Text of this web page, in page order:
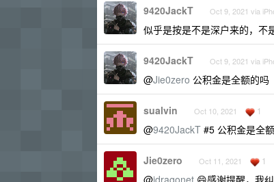
9420JackT Oct 9, 2021 via
似乎是按是不是深户来的，不
9420JackT Oct 9, 2021 via
@Jie0zero 公积金是全额的吗
sualvin Oct 10, 2021 1
@9420JackT #5 公积金是全
Jie0zero Oct 11, 2021 1
@idragonet 😄感谢提醒，我纠